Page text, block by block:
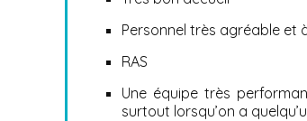
Personnel très agréable et
RAS
Une équipe très
surtout lorsqu’on a